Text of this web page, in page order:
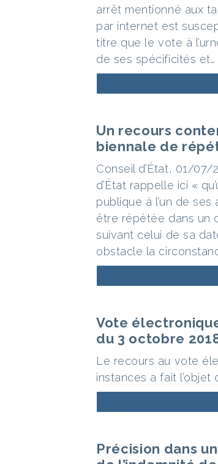
arrêt mentionné aux
par internet est
titre que le vote à
de ses spécificités et…
Un recours
biennale de
Conseil d’État, 01/07/
d’État rappelle ici «
publique à l’un de
être répétée dans un
suivant celui de sa
obstacle la
Vote
du 3 octobre 2018
Le recours au vote
instances a fait
Précision dans